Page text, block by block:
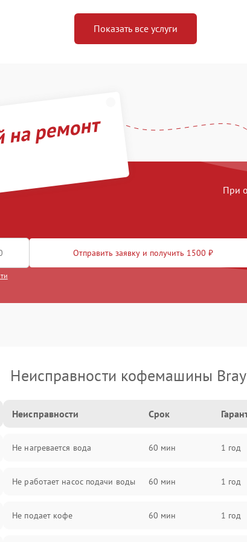
Показать все услуги
ремонт
При
Отправить заявку и получить 1500 ₽
Неисправности кофемашины
Неисправности Срок
Не нагревается вода 60 мин 1 год
Не работает насос подачи воды 60 мин 1 год
Не подает кофе 60 мин 1 год